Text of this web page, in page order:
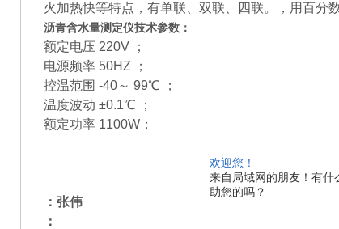
欢迎您！
来自局域网的朋友！有什
助您的吗？
火加热快等特点，有单联、双联、四联。，用百分
沥青含水量测定仪技术参数：
额定电压 220V ；
电源频率 50HZ ；
控温范围 -40～ 99℃ ；
温度波动 ±0.1℃ ；
额定功率 1100W；
：张伟
：